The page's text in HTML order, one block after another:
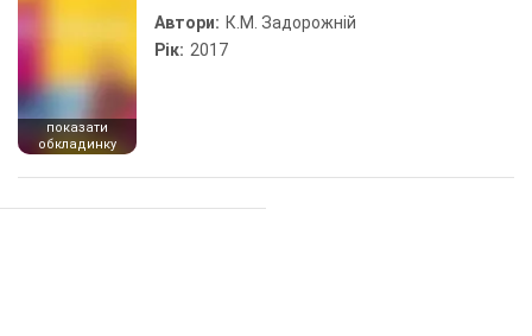
показати
обкладинку
Автори: К.М. Задорожній
Рік: 2017